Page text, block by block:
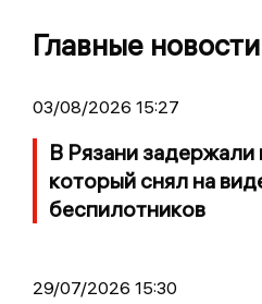
Главные новости
03/08/2026 15:27
В Рязани задержали
который снял на
беспилотников
29/07/2026 15:30